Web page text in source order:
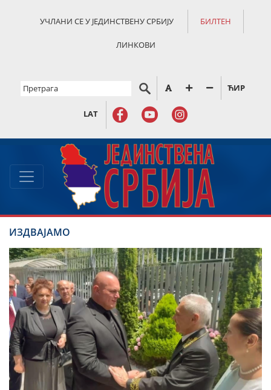
УЧЛАНИ СЕ У ЈЕДИНСТВЕНУ СРБИЈУ БИЛТЕН
ЛИНКОВИ
ЋИР
LAT
ИЗДВАЈАМО